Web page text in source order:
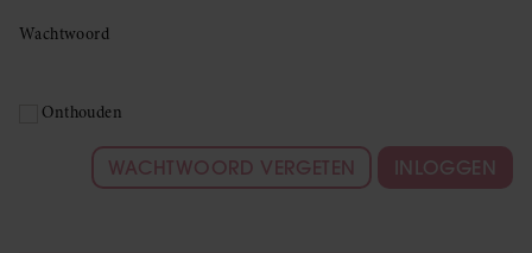
Wachtwoord
Onthouden
WACHTWOORD VERGETEN INLOGGEN